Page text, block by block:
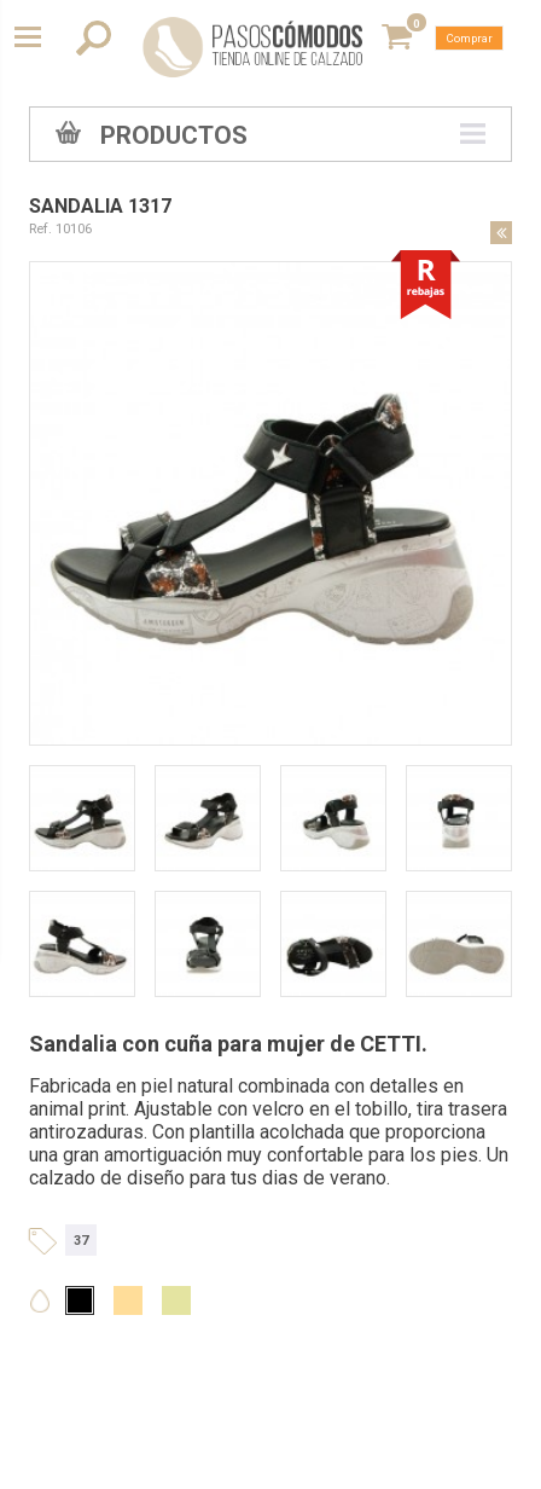
0
Comprar
PRODUCTOS
SANDALIA 1317
Ref. 10106
Sandalia con cuña para mujer de CETTI.
Fabricada en piel natural combinada con detalles en
animal print. Ajustable con velcro en el tobillo, tira trasera
antirozaduras. Con plantilla acolchada que proporciona
una gran amortiguación muy confortable para los pies. Un
calzado de diseño para tus dias de verano.
37